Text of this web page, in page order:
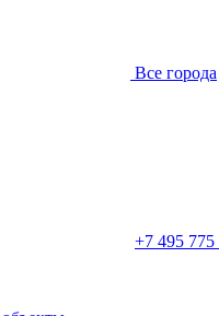
Все города
+7 495 775